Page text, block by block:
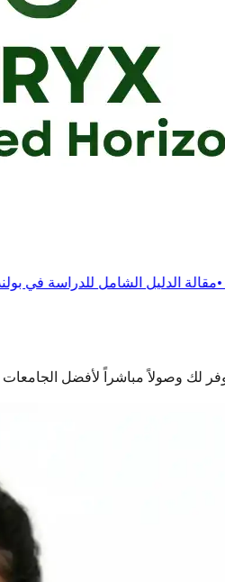
في بولندا للعام 2026 •مقالة
لك وصولاً مباشراً لأفضل